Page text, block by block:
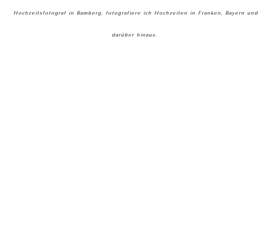
Hochzeitsfotograf in Bamberg, fotografiere ich Hochzeiten in Franken, Bayern und
darüber hinaus.